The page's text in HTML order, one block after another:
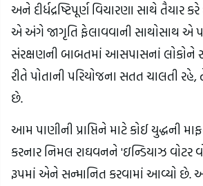
અને દીર્ધદ્રષ્ટિપૂર્ણ વિચારણા સાથે તૈયાર
એ અંગે જાગૃતિ ફેલાવવાની સાથોસાથ એ
સંરક્ષણની બાબતમાં આસપાસનાં
રીતે પોતાની પરિયોજના સતત ચાલતી
છે.
આમ પાણીની પ્રાપ્તિને માટે કોઈ યુદ્ધની
કરનાર નિમલ રાઘવનને 'ઇન્ડિયાઝ વોટર
રૂપમાં એને સન્માનિત કરવામાં આવ્યો